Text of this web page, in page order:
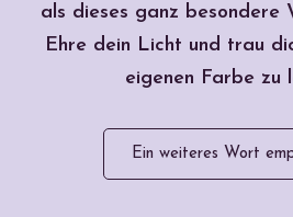
als dieses ganz besondere
Ehre dein Licht und trau
eigenen Farbe zu
Ein weiteres Wort